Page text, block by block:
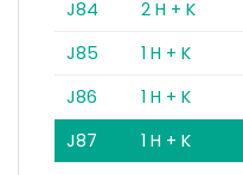
J84
2 H + K
J85
1 H + K
J86
1 H + K
J87
1 H + K